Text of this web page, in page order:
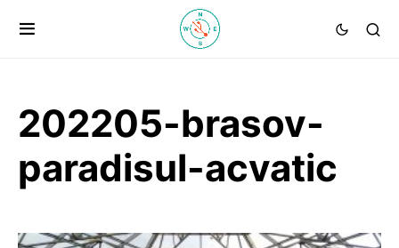
202205-brasov-
paradisul-acvatic